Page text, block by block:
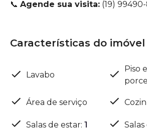
📞 Agende sua visita: (19)
Características do imóvel
Lavabo
Piso
Área de serviço
Salas de estar: 1